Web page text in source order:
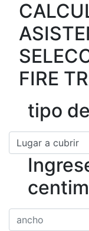
FIRE
tipo